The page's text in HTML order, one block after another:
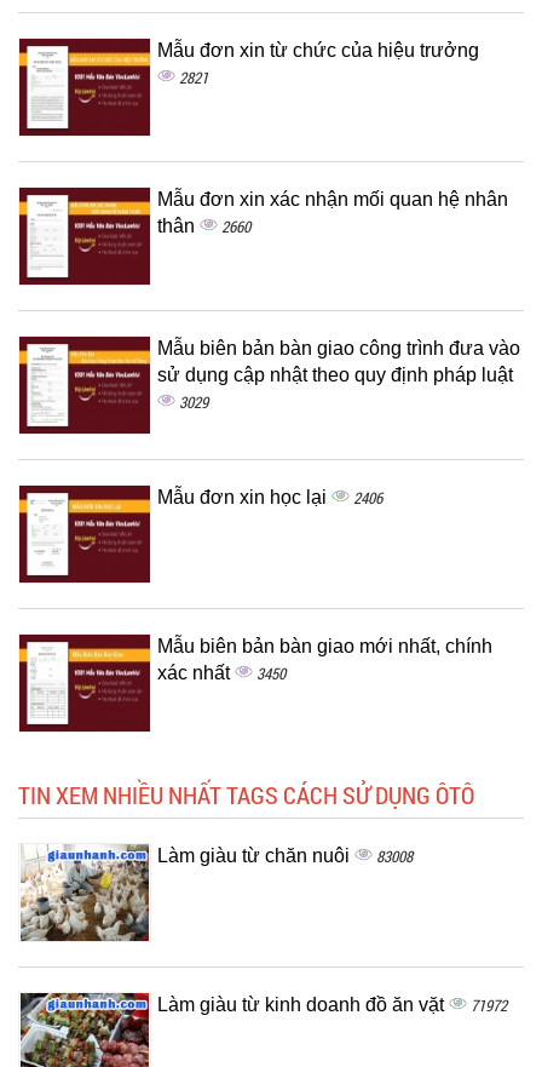
Mẫu đơn xin từ chức của hiệu trưởng
2821
Mẫu đơn xin xác nhận mối quan hệ nhân
thân
2660
Mẫu biên bản bàn giao công trình đưa vào
sử dụng cập nhật theo quy định pháp luật
3029
Mẫu đơn xin học lại 2406
Mẫu biên bản bàn giao mới nhất, chính
xác nhất
3450
TIN XEM NHIỀU NHẤT TAGS CÁCH SỬ DỤNG ÔTÔ
Làm giàu từ chăn nuôi 83008
Làm giàu từ kinh doanh đồ ăn vặt 71972